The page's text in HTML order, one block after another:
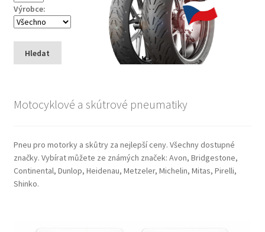
Výrobce:
Hledat
Motocyklové a skútrové pneumatiky
Pneu pro motorky a skůtry za nejlepší ceny. Všechny dostupné
značky. Vybírat můžete ze známých značek: Avon, Bridgestone,
Continental, Dunlop, Heidenau, Metzeler, Michelin, Mitas, Pirelli,
Shinko.